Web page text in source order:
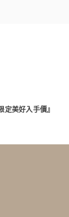
定美好入手價』